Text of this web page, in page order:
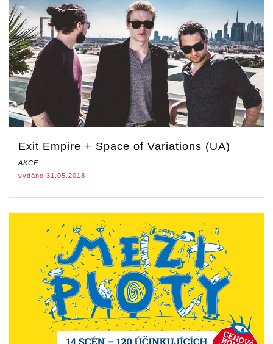
Exit Empire + Space of Variations (UA)
AKCE
vydáno 31.05.2018